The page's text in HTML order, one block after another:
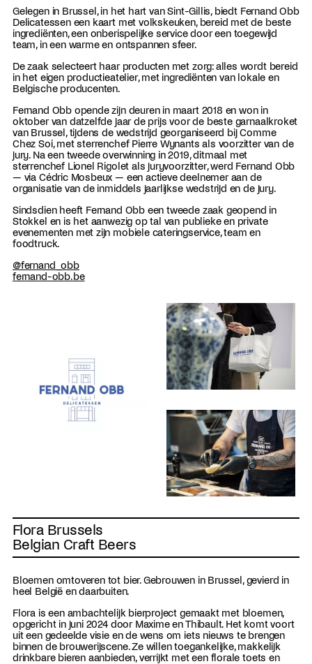
Gelegen in Brussel, in het hart van Sint-Gillis, biedt Fernand Obb
Delicatessen een kaart met volkskeuken, bereid met de beste
ingrediënten, een onberispelijke service door een toegewijd
team, in een warme en ontspannen sfeer.
De zaak selecteert haar producten met zorg: alles wordt bereid
in het eigen productieatelier, met ingrediënten van lokale en
Belgische producenten.
Fernand Obb opende zijn deuren in maart 2018 en won in
oktober van datzelfde jaar de prijs voor de beste garnaalkroket
van Brussel, tijdens de wedstrijd georganiseerd bij Comme
Chez Soi, met sterrenchef Pierre Wynants als voorzitter van de
jury. Na een tweede overwinning in 2019, ditmaal met
sterrenchef Lionel Rigolet als juryvoorzitter, werd Fernand Obb
— via Cédric Mosbeux — een actieve deelnemer aan de
organisatie van de inmiddels jaarlijkse wedstrijd en de jury.
Sindsdien heeft Fernand Obb een tweede zaak geopend in
Stokkel en is het aanwezig op tal van publieke en private
evenementen met zijn mobiele cateringservice, team en
foodtruck.
@fernand_obb
fernand-obb.be
Flora Brussels
Belgian Craft Beers
Bloemen omtoveren tot bier. Gebrouwen in Brussel, gevierd in
heel België en daarbuiten.
Flora is een ambachtelijk bierproject gemaakt met bloemen,
opgericht in juni 2024 door Maxime en Thibault. Het komt voort
uit een gedeelde visie en de wens om iets nieuws te brengen
binnen de brouwerijscene. Ze willen toegankelijke, makkelijk
drinkbare bieren aanbieden, verrijkt met een florale toets en